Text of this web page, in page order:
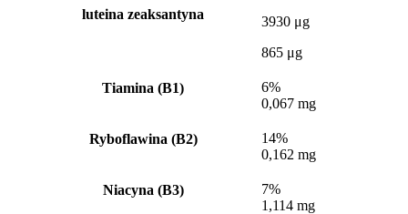
luteina zeaksantyna
3930 μg
865 μg
Tiamina (B1)
6%
0,067 mg
Ryboflawina (B2)
14%
0,162 mg
Niacyna (B3)
7%
1,114 mg